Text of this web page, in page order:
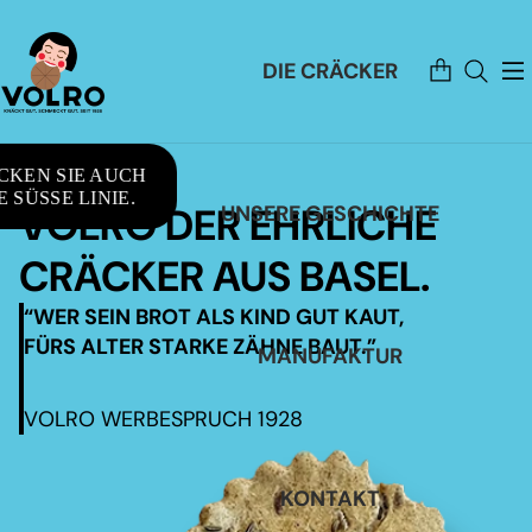
DIE CRÄCKER
UNSERE GESCHICHTE
MANUFAKTUR
KONTAKT
Artikel
im
Warenkorb
SIE AUCH
SÜSSE LINIE.
VOLRO DER EHRLICHE
CRÄCKER AUS BASEL.
“WER SEIN BROT ALS KIND GUT KAUT,
FÜRS ALTER STARKE ZÄHNE BAUT.”
VOLRO WERBESPRUCH 1928